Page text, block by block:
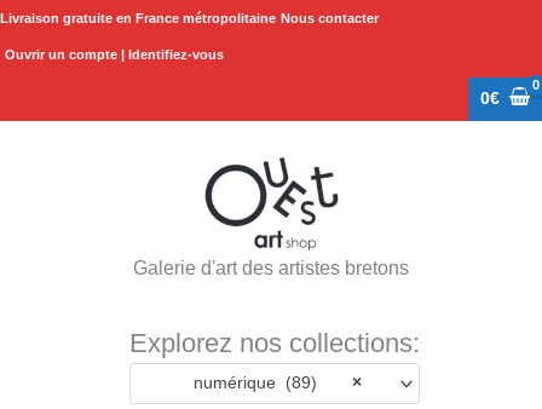
Aller
Livraison gratuite en France métropolitaine Nous contacter
Ouvrir un compte | Identifiez-vous
0€
Galerie d'art des artistes bretons
Explorez nos collections:
×
numérique (89)